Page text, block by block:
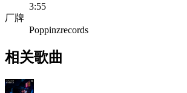
3:55
厂牌
Poppinzrecords
相关歌曲